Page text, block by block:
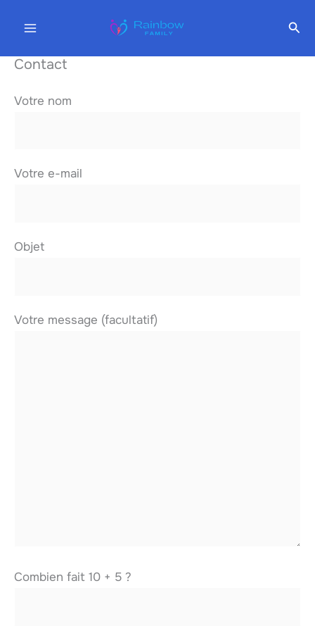
Contact
Votre nom
Votre e-mail
Objet
Votre message (facultatif)
Combien fait 10 + 5 ?